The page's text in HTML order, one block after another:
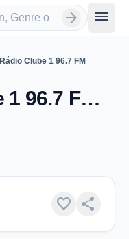
arrow_forward menu
Rádio Clube 1 96.7 FM
Rádio Clube 1 96.7 FM - FM 96.7 - Ribeirão Preto
favorite share